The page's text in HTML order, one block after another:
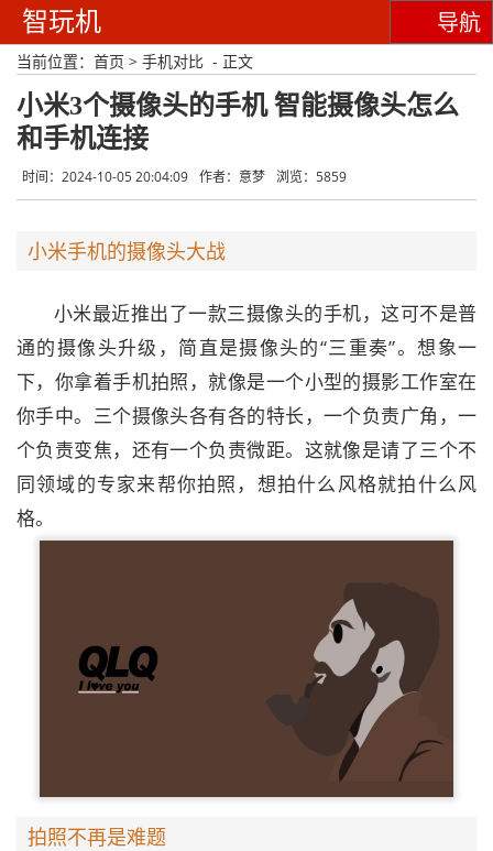
智玩机 导航
当前位置： 首页 > 手机对比 - 正文
小米3个摄像头的手机 智能摄像头怎么
和手机连接
时间：2024-10-05 20:04:09 作者：意梦 浏览：5859
小米手机的摄像头大战
小米最近推出了一款三摄像头的手机，这可不是普
通的摄像头升级，简直是摄像头的“三重奏”。想象一
下，你拿着手机拍照，就像是一个小型的摄影工作室在
你手中。三个摄像头各有各的特长，一个负责广角，一
个负责变焦，还有一个负责微距。这就像是请了三个不
同领域的专家来帮你拍照，想拍什么风格就拍什么风
格。
拍照不再是难题